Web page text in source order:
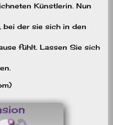
Künstlerin. Nun
der sie sich in den
fühlt. Lassen Sie sich